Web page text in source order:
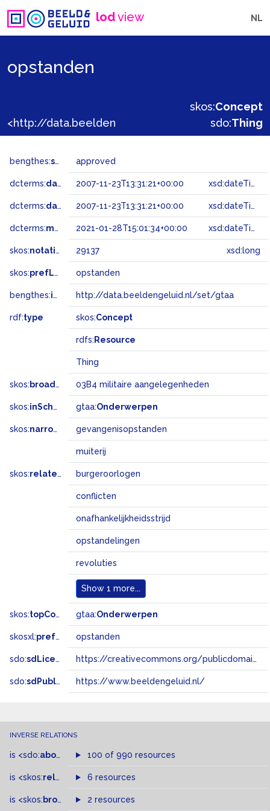
lodview NL
opstanden
skos:Concept
sdo:Thing
bengthes:status approved
dcterms:dateAccepted 2007-11-23T13:31:21+00:00 xsd:dateTime
dcterms:dateSubmitted 2007-11-23T13:31:21+00:00 xsd:dateTime
dcterms:modified 2021-01-28T15:01:34+00:00 xsd:dateTime
skos:notation 29137 xsd:long
skos:prefLabel opstanden
bengthes:inSet http://data.beeldengeluid.nl/set/gtaa
rdf:type skos:Concept
rdfs: Resource
Thing
skos: broadMatch 03B4 militaire aangelegenheden
skos:inScheme gtaa:Onderwerpen
skos:narrower gevangenisopstanden
muiterij
skos:related burgeroorlogen
conflicten
onafhankelijkheidsstrijd
opstandelingen
revoluties
Show 1 more...
skos:topConceptOf gtaa:Onderwerpen
skosxl:prefLabel opstanden
sdo:sdLicense https://creativecommons.org/publicdomain/zero/1.0/
sdo:sdPublisher https://www.beeldengeluid.nl/
INVERSE RELATIONS
is <sdo:about of 100 of 990 resources
is <skos:related > of
6 resources
is <skos: broader > of
2 resources